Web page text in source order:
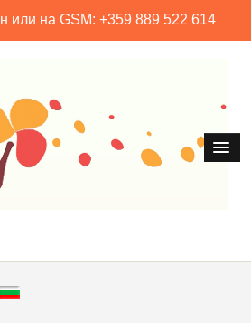
или на GSM: +359 889 522 614